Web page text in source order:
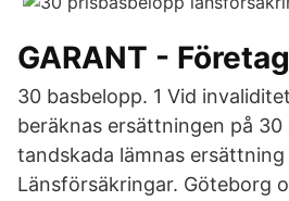
GARANT -
30 basbelopp. 1 Vid
beräknas ersättningen på 30
tandskada lämnas
Länsförsäkringar. Göteborg